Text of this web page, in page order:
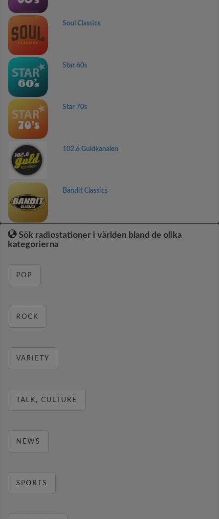
Soul Classics
Star 60s
Star 70s
102.6 Guldkanalen
Bandit Classics
Sök radiostationer i världen bland de olika
kategorierna
POP
ROCK
VARIETY
TALK, CULTURE
NEWS
SPORTS